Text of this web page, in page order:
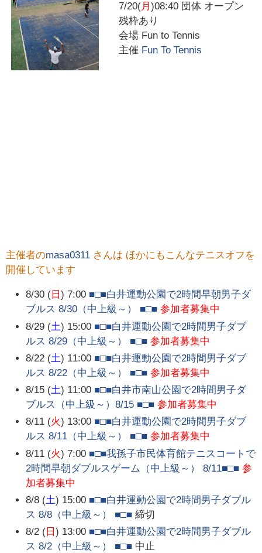
7/20(月 )08:40 団体 オープン
残枠あり
会場 Fun to Tennis
主催 Fun To Tennis
主催者のmasa0311 さんは ほかにもこんなテニスオフを
開催しています
8/30 ( 日) 7:00 ■□■白井運動公園で2時間早朝男子ダ
ブルス 8/30（中上級～） ■□■ 参加者募集中
8/29 (土) 15:00 ■□■白井運動公園で2時間男子ダブ
ルス 8/29（中上級～） ■□■ 参加者募集中
8/22 (土) 11:00 ■□■白井運動公園で2時間男子ダブ
ルス 8/22（中上級～） ■□■ 参加者募集中
8/15 (土) 11:00 ■□■白井市南山公園で2時間男子ダ
ブルス（中上級～）8/15 ■□■ 参加者募集中
8/11 (火) 13:00 ■□■白井運動公園で2時間男子ダブ
ルス 8/11（中上級～） ■□■ 参加者募集中
8/11 (火) 7:00 ■□■我孫子市民体育館テニスコートで
2時間早朝ダブルスゲーム（中上級～） 8/11■□■ 参
加者募集中
8/8 (土) 15:00 ■□■白井運動公園で2時間男子ダブル
ス 8/8（中上級～） ■□■ 締切
8/2 ( 日) 13:00 ■□■白井運動公園で2時間男子ダブル
ス 8/2（中上級～） ■□■ 中止